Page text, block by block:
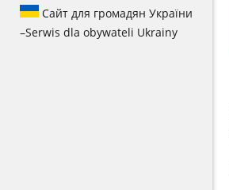
Сайт для громадян України
–Serwis dla obywateli Ukrainy